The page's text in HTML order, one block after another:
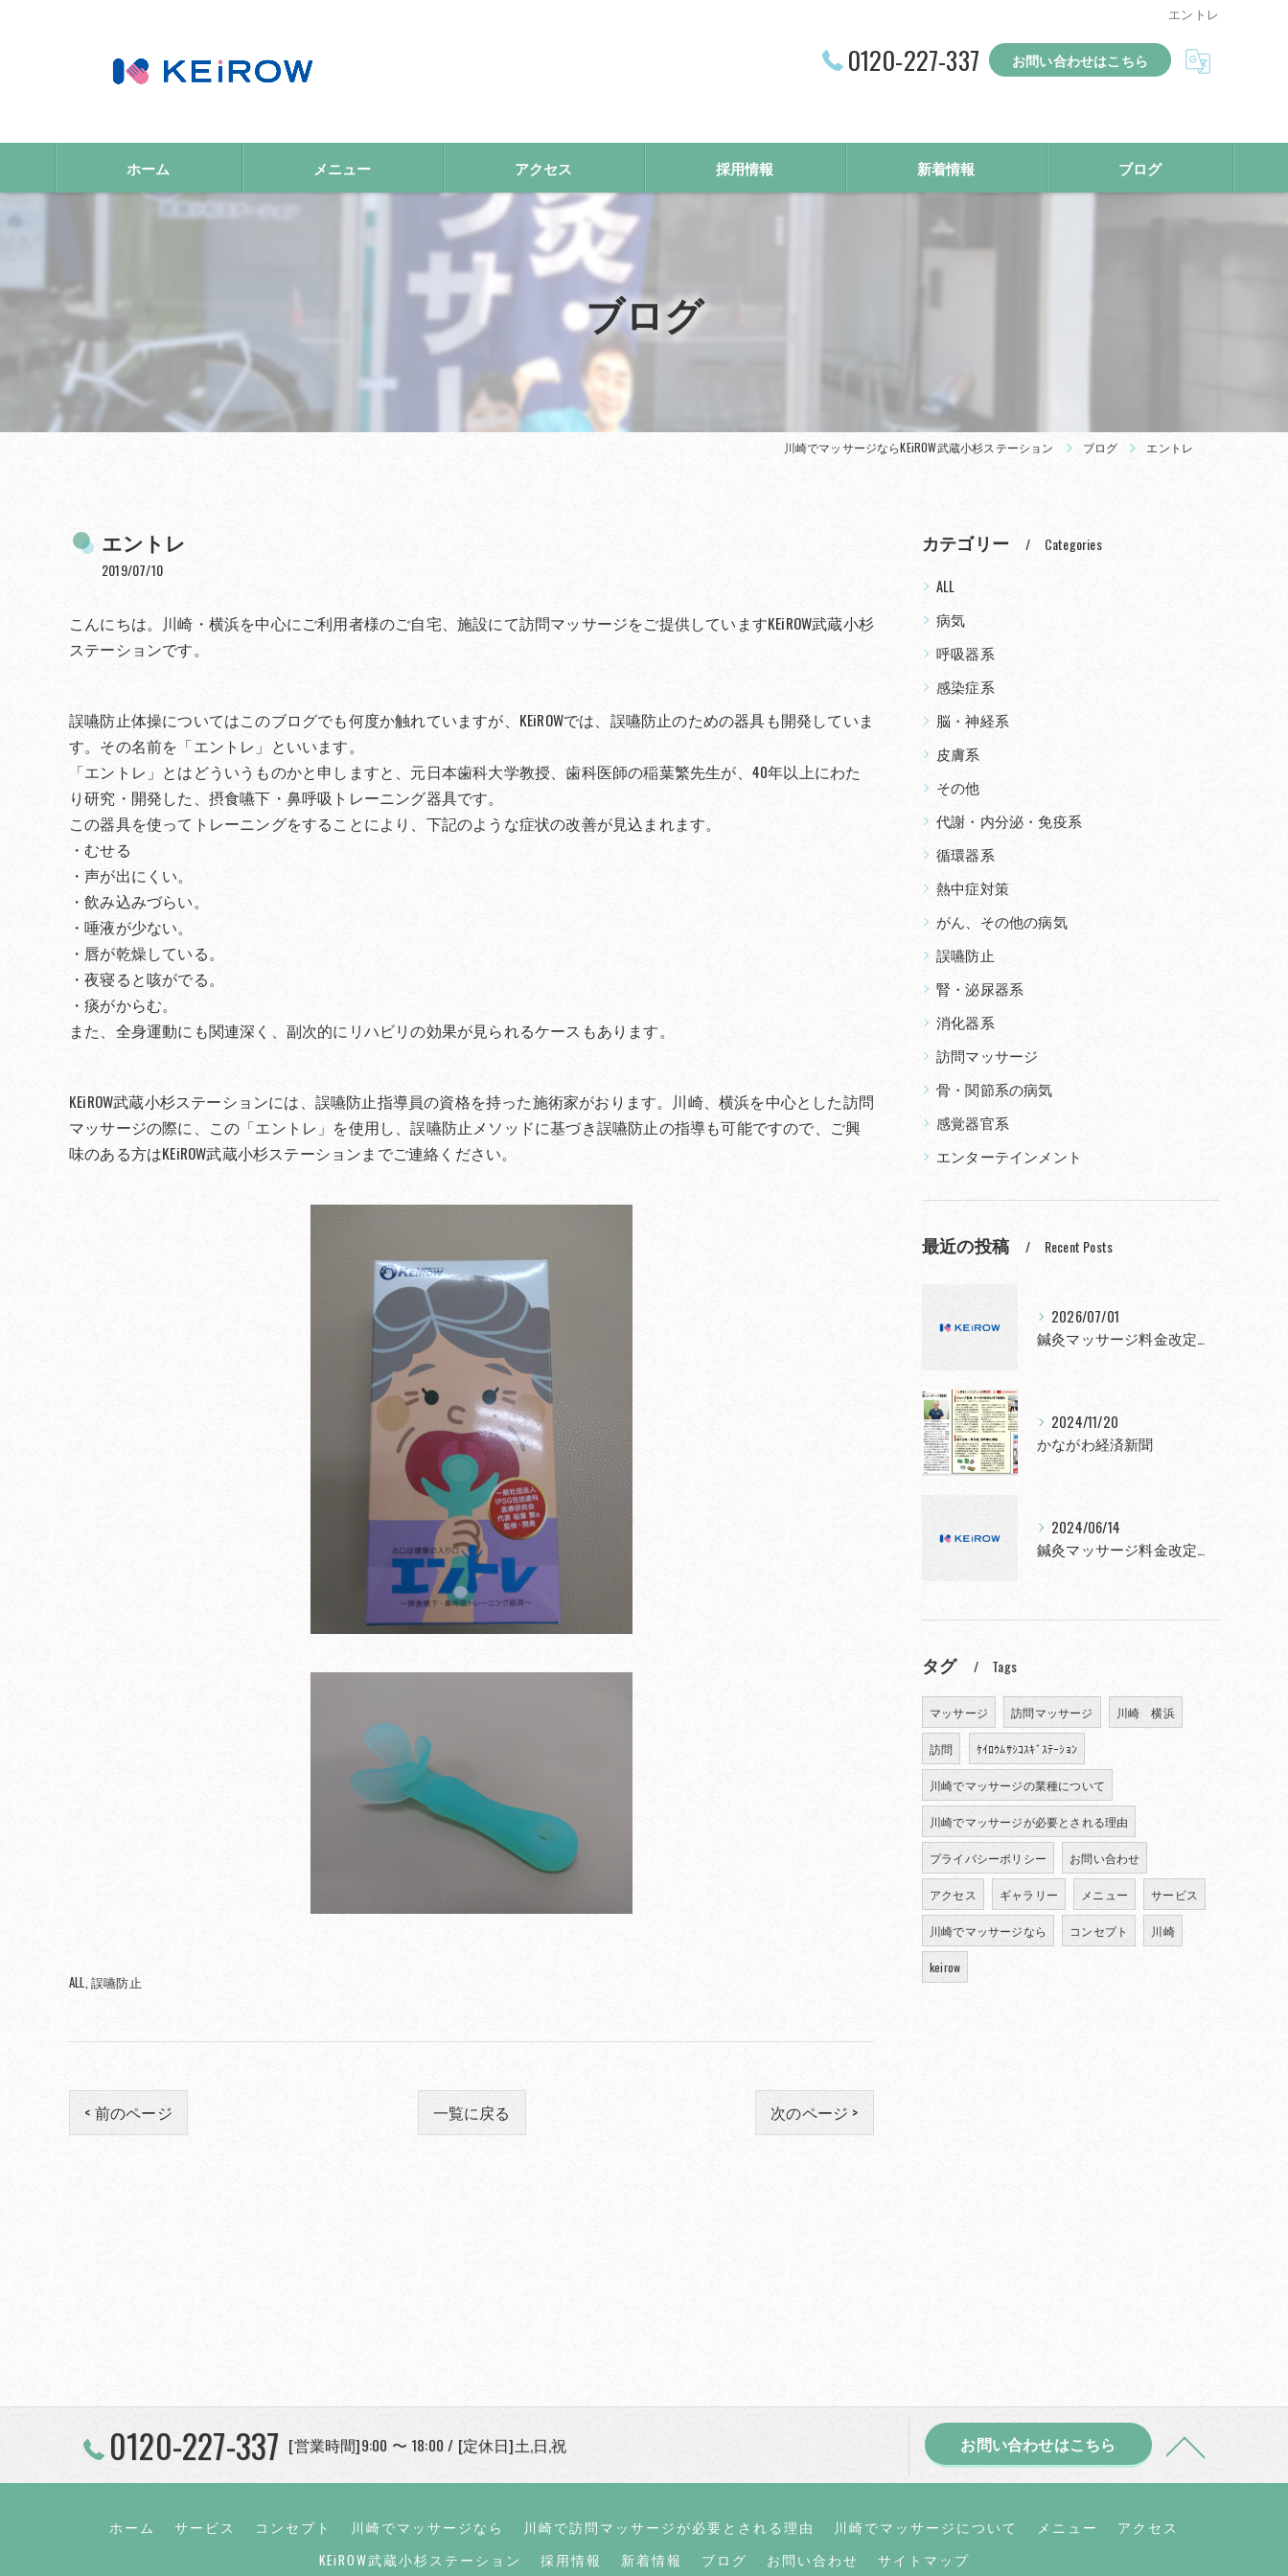
エントレ
0120-227-337 お問い合わせはこちら
ホーム メニュー アクセス 採用情報 新着情報 ブログ
ブログ
川崎でマッサージならKEiROW武蔵小杉ステーション ブログ エントレ
エントレ
2019/07/10
こんにちは。川崎・横浜を中心にご利用者様のご自宅、施設にて訪問マッサージをご提供していますKEiROW武蔵小杉
ステーションです。
誤嚥防止体操についてはこのブログでも何度か触れていますが、KEiROWでは、誤嚥防止のための器具も開発していま
す。その名前を「エントレ」といいます。
「エントレ」とはどういうものかと申しますと、元日本歯科大学教授、歯科医師の稲葉繁先生が、40年以上にわた
り研究・開発した、摂食嚥下・鼻呼吸トレーニング器具です。
この器具を使ってトレーニングをすることにより、下記のような症状の改善が見込まれます。
・むせる
・声が出にくい。
・飲み込みづらい。
・唾液が少ない。
・唇が乾燥している。
・夜寝ると咳がでる。
・痰がからむ。
また、全身運動にも関連深く、副次的にリハビリの効果が見られるケースもあります。
KEiROW武蔵小杉ステーションには、誤嚥防止指導員の資格を持った施術家がおります。川崎、横浜を中心とした訪問
マッサージの際に、この「エントレ」を使用し、誤嚥防止メソッドに基づき誤嚥防止の指導も可能ですので、ご興
味のある方はKEiROW武蔵小杉ステーションまでご連絡ください。
ALL 誤嚥防止
< 前のページ 一覧に戻る 次のページ >
カテゴリー Categories
ALL
病気
呼吸器系
感染症系
脳・神経系
皮膚系
その他
代謝・内分泌・免疫系
循環器系
熱中症対策
がん、その他の病気
誤嚥防止
腎・泌尿器系
消化器系
訪問マッサージ
骨・関節系の病気
感覚器官系
エンターテインメント
最近の投稿 Recent Posts
2026/07/01
鍼灸マッサージ料金改定について
2024/11/20
かながわ経済新聞
2024/06/14
鍼灸マッサージ料金改定について
タグ Tags
マッサージ 訪問マッサージ 川崎 横浜
訪問 ｹｲﾛｳﾑｻｼｺｽｷﾞｽﾃｰｼｮﾝ
川崎でマッサージの業種について
川崎でマッサージが必要とされる理由
プライバシーポリシー お問い合わせ
アクセス ギャラリー メニュー サービス
川崎でマッサージなら コンセプト 川崎
keirow
0120-227-337 [営業時間]9:00 〜 18:00 / [定休日]土,日,祝 お問い合わせはこちら
ホーム サービス コンセプト 川崎でマッサージなら 川崎で訪問マッサージが必要とされる理由 川崎でマッサージについて メニュー
アクセス
KEiROW武蔵小杉ステーション
採用情報 新着情報 ブログ お問い合わせ サイトマップ